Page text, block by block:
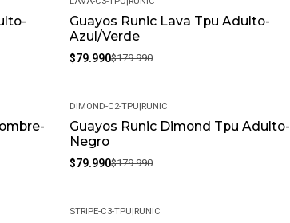
-56%
Guayos Runic Lava Tpu Adulto-
Azul/Verde
$79.990$179.990
-56%
DIMOND-C2-TPU|RUNIC
Guayos Runic Dimond Tpu Adulto-
Negro
$79.990$179.990
STRIPE-C3-TPU|RUNIC